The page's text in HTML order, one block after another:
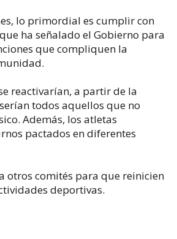
lo primordial es cumplir con
ha señalado el Gobierno para
que compliquen la
reactivarían, a partir de la
todos aquellos que no
Además, los atletas
pactados en diferentes
otros comités para que reinicien
deportivas.